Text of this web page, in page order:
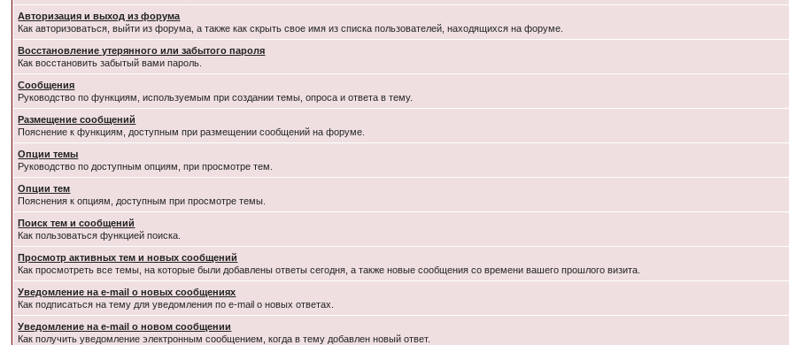
Авторизация и выход из форума
Как авторизоваться, выйти из форума, а также как скрыть свое имя из списка пользователей, находящихся на форуме.
Восстановление утерянного или забытого пароля
Как восстановить забытый вами пароль.
Сообщения
Руководство по функциям, используемым при создании темы, опроса и ответа в тему.
Размещение сообщений
Пояснение к функциям, доступным при размещении сообщений на форуме.
Опции темы
Руководство по доступным опциям, при просмотре тем.
Опции тем
Пояснения к опциям, доступным при просмотре темы.
Поиск тем и сообщений
Как пользоваться функцией поиска.
Просмотр активных тем и новых сообщений
Как просмотреть все темы, на которые были добавлены ответы сегодня, а также новые сообщения со времени вашего прошлого визита.
Уведомление на e-mail о новых сообщениях
Как подписаться на тему для уведомления по e-mail о новых ответах.
Уведомление на е-mail о новом сообщении
Как получить уведомление электронным сообщением, когда в тему добавлен новый ответ.